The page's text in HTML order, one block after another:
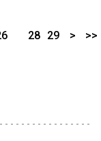
28 29 > >>